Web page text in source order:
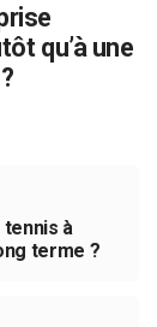
qu’à une
tennis à
terme ?